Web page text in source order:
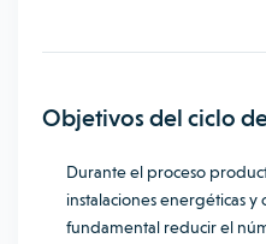
Objetivos del ciclo
Durante el proceso
instalaciones energéticas y
fundamental reducir el